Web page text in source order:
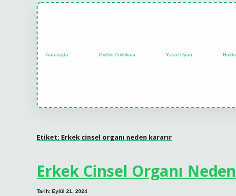
Anasayfa Gizlilik Politikası Yasal Uyarı
Etiket: Erkek cinsel organı neden kararır
Erkek Cinsel Organı
Tarih: Eylül 21, 2024